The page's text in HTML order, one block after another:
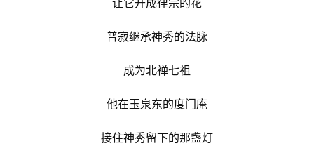
让它开成律宗的花
普寂继承神秀的法脉
成为北禅七祖
他在玉泉东的度门庵
接住神秀留下的那盏灯